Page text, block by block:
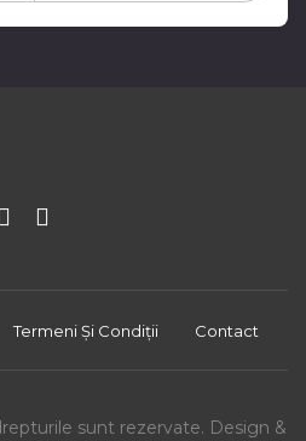
Termeni Și Condiții Contact
sunt rezervate. Design &